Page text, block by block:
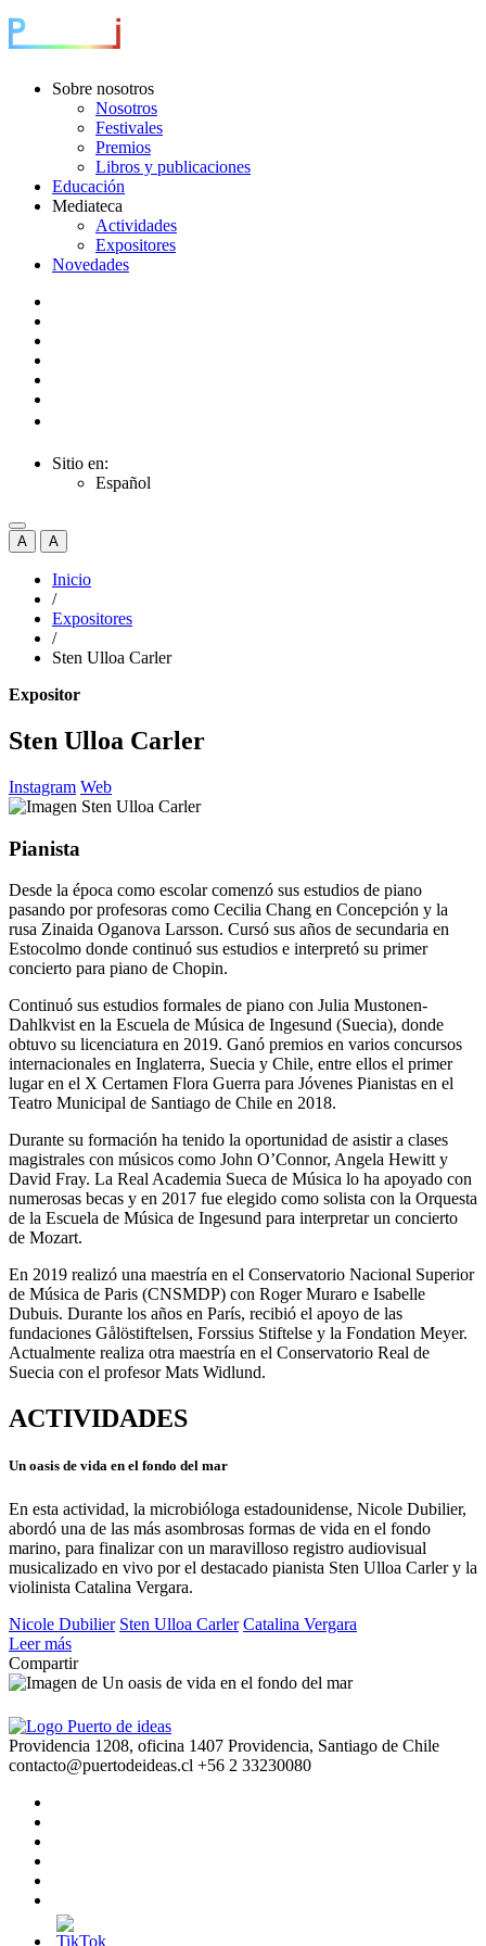
Sobre nosotros
Nosotros
Festivales
Premios
Libros y publicaciones
Educación
Mediateca
Actividades
Expositores
Novedades
Sitio en:
Español
A A
Inicio
/
Expositores
/
Sten Ulloa Carler
Expositor
Sten Ulloa Carler
Instagram Web
Pianista
Desde la época como escolar comenzó sus estudios de piano
pasando por profesoras como Cecilia Chang en Concepción y la
rusa Zinaida Oganova Larsson. Cursó sus años de secundaria en
Estocolmo donde continuó sus estudios e interpretó su primer
concierto para piano de Chopin.
Continuó sus estudios formales de piano con Julia Mustonen-
Dahlkvist en la Escuela de Música de Ingesund (Suecia), donde
obtuvo su licenciatura en 2019. Ganó premios en varios concursos
internacionales en Inglaterra, Suecia y Chile, entre ellos el primer
lugar en el X Certamen Flora Guerra para Jóvenes Pianistas en el
Teatro Municipal de Santiago de Chile en 2018.
Durante su formación ha tenido la oportunidad de asistir a clases
magistrales con músicos como John O’Connor, Angela Hewitt y
David Fray. La Real Academia Sueca de Música lo ha apoyado con
numerosas becas y en 2017 fue elegido como solista con la Orquesta
de la Escuela de Música de Ingesund para interpretar un concierto
de Mozart.
En 2019 realizó una maestría en el Conservatorio Nacional Superior
de Música de Paris (CNSMDP) con Roger Muraro e Isabelle
Dubuis. Durante los años en París, recibió el apoyo de las
fundaciones Gålöstiftelsen, Forssius Stiftelse y la Fondation Meyer.
Actualmente realiza otra maestría en el Conservatorio Real de
Suecia con el profesor Mats Widlund.
ACTIVIDADES
Un oasis de vida en el fondo del mar
En esta actividad, la microbióloga estadounidense, Nicole Dubilier,
abordó una de las más asombrosas formas de vida en el fondo
marino, para finalizar con un maravilloso registro audiovisual
musicalizado en vivo por el destacado pianista Sten Ulloa Carler y la
violinista Catalina Vergara.
Nicole Dubilier Sten Ulloa Carler Catalina Vergara
Leer más
Compartir
Providencia 1208, oficina 1407 Providencia, Santiago de Chile
contacto@puertodeideas.cl +56 2 33230080